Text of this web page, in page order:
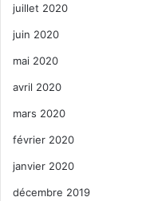
juillet 2020
juin 2020
mai 2020
avril 2020
mars 2020
février 2020
janvier 2020
décembre 2019